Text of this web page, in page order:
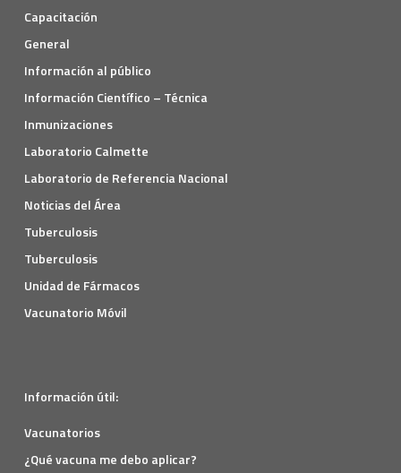
Capacitación
General
Información al público
Información Científico – Técnica
Inmunizaciones
Laboratorio Calmette
Laboratorio de Referencia Nacional
Noticias del Área
Tuberculosis
Tuberculosis
Unidad de Fármacos
Vacunatorio Móvil
Información útil:
Vacunatorios
¿Qué vacuna me debo aplicar?